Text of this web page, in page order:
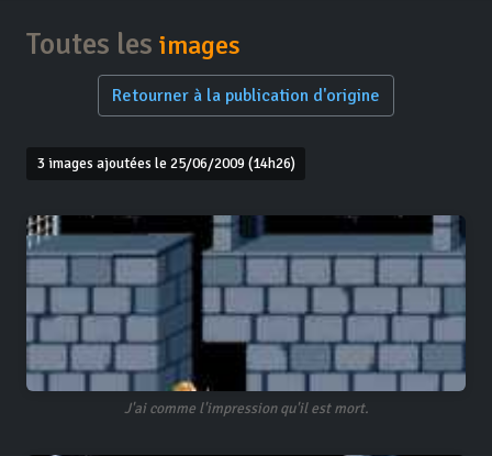
Toutes les images
Retourner à la publication d'origine
3 images ajoutées le 25/06/2009 (14h26)
J'ai comme l'impression qu'il est mort.